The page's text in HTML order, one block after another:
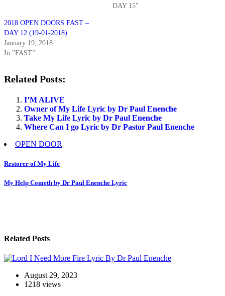
DAY 15"
2018 OPEN DOORS FAST –
DAY 12 (19-01-2018)
January 19, 2018
In "FAST"
Related Posts:
I’M ALIVE
Owner of My Life Lyric by Dr Paul Enenche
Take My Life Lyric by Dr Paul Enenche
Where Can I go Lyric by Dr Pastor Paul Enenche
OPEN DOOR
Post
navigation
Restorer of My Life
My Help Cometh by Dr Paul Enenche Lyric
Related Posts
August 29, 2023
1218 views